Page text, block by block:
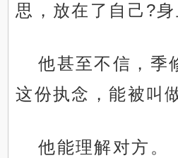
思，放在了自己?身
他甚至不信，季
这份执念，能被叫
他能理解对方。